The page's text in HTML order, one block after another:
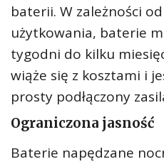
baterii. W zależności
użytkowania, baterie
tygodni do kilku
wiąże się z kosztami i
prosty podłączony
Ograniczona jasność
Baterie napędzane